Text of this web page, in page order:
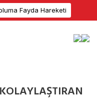
Fayda Hareketi